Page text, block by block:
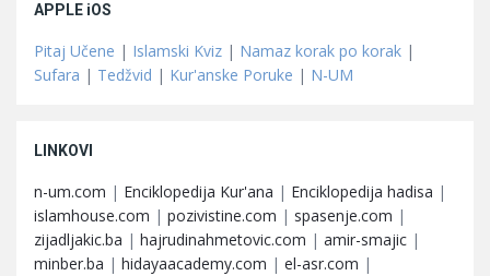
APPLE iOS
Pitaj Učene | Islamski Kviz | Namaz korak po korak |
Sufara | Tedžvid | Kur'anske Poruke | N-UM
LINKOVI
n-um.com | Enciklopedija Kur'ana | Enciklopedija hadisa |
islamhouse.com | pozivistine.com | spasenje.com |
zijadljakic.ba | hajrudinahmetovic.com | amir-smajic |
minber.ba | hidayaacademy.com | el-asr.com |